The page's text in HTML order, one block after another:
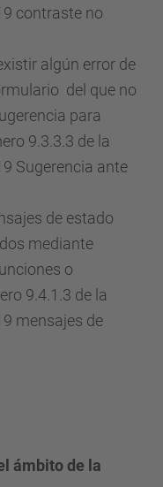
contraste no
algún error de
del que no
para
9.3.3.3 de la
Sugerencia ante
de estado
mediante
o
9.4.1.3 de la
mensajes de
ámbito de la